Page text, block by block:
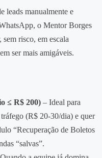
leads manualmente e
o Mentor Borges
risco, em escala
ser mais amigáveis.
≤ R$ 200) – Ideal para
(R$ 20‑30/dia) e quer
“Recuperação de Boletos
“salvas”.